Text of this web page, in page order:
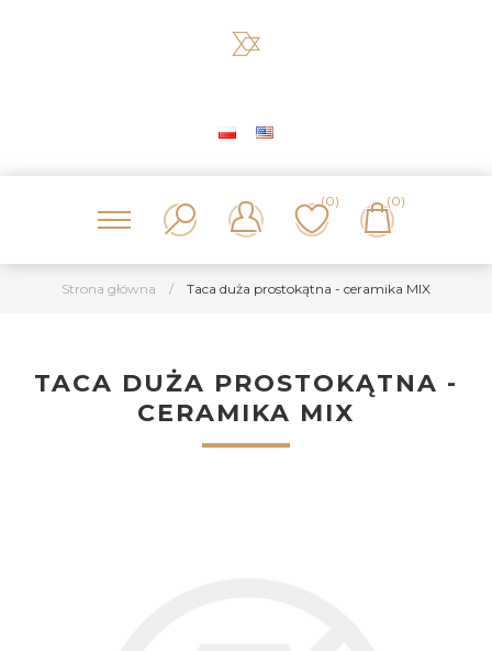
(0) (0)
Strona główna / Taca duża prostokątna - ceramika MIX
TACA DUŻA PROSTOKĄTNA -
CERAMIKA MIX